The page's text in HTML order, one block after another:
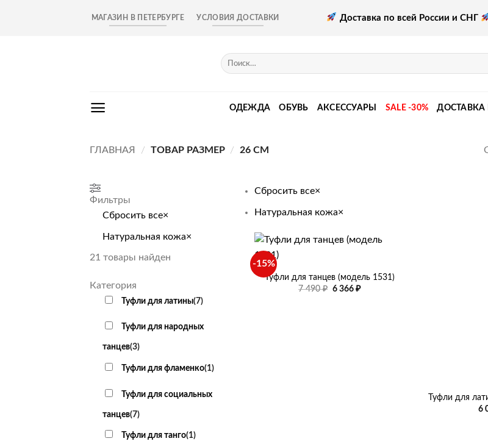
МАГАЗИН В ПЕТЕРБУРГЕ УСЛОВИЯ ДОСТАВКИ Доставка по всей России и СНГ
Искать:
ОДЕЖДА ОБУВЬ АКСЕССУАРЫ SALE -30% ДОСТАВКА
ГЛАВНАЯ / ТОВАР РАЗМЕР / 26 СМ
Фильтры
Сбросить все×
Натуральная кожа×
21 товары найден
Категория
Туфли для латины(7)
Туфли для народных
танцев(3)
Туфли для фламенко(1)
Туфли для социальных
танцев(7)
Туфли для танго(1)
Сбросить все×
Натуральная кожа×
-15%
+
Туфли для танцев (модель 1531)
7 490₽ Первоначальная
6 366₽Текущая
Туфли для
6